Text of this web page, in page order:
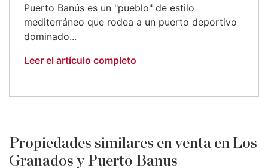
Puerto Banús es un "pueblo" de estilo
mediterráneo que rodea a un puerto deportivo
dominado...
Leer el artículo completo
Propiedades similares en venta en Los
Granados y Puerto Banus